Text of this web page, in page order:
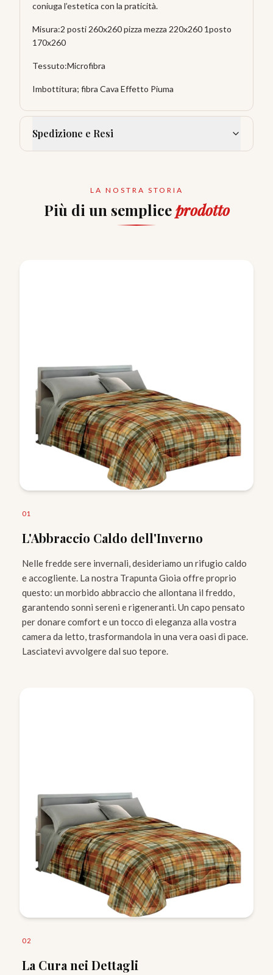
coniuga l’estetica con la praticità.
Misura:2 posti 260x260 pizza mezza 220x260 1posto
170x260
Tessuto:Microfibra
Imbottitura; fibra Cava Effetto Piuma
Spedizione e Resi
LA NOSTRA STORIA
Più di un sempliceprodotto
01
L'Abbraccio Caldo dell'Inverno
Nelle fredde sere invernali, desideriamo un rifugio caldo
e accogliente. La nostra Trapunta Gioia offre proprio
questo: un morbido abbraccio che allontana il freddo,
garantendo sonni sereni e rigeneranti. Un capo pensato
per donare comfort e un tocco di eleganza alla vostra
camera da letto, trasformandola in una vera oasi di pace.
Lasciatevi avvolgere dal suo tepore.
02
La Cura nei Dettagli